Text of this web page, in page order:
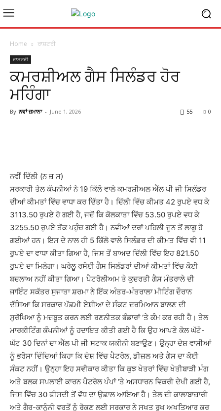
Home ਰਾਸ਼ਟਰੀ
ਰਾਸ਼ਟਰੀ
ਕਮਰਸ਼ੀਅਲ ਗੈਸ ਸਿਲੰਡਰ ਹੋਰ
ਮਹਿੰਗਾ
By ਨਵਾਂ ਜ਼ਮਾਨਾ - June 1, 2026 0
55
ਨਵੀਂ ਦਿੱਲੀ (ਨ ਜ਼ ਸ)
ਸਰਕਾਰੀ ਤੇਲ ਕੰਪਨੀਆਂ ਨੇ 19 ਕਿੱਲੋ ਵਾਲੇ ਕਮਰਸ਼ੀਅਲ ਐੱਲ ਪੀ ਜੀ ਸਿਲੰਡਰ
ਦੀਆਂ ਕੀਮਤਾਂ ਵਿੱਚ ਵਾਧਾ ਕਰ ਦਿੱਤਾ ਹੈ। ਦਿੱਲੀ ਵਿੱਚ ਕੀਮਤ 42 ਰੁਪਏ ਵਧ ਕੇ
3113.50 ਰੁਪਏ ਹੋ ਗਈ ਹੈ, ਜਦੋਂ ਕਿ ਕੋਲਕਾਤਾ ਵਿੱਚ 53.50 ਰੁਪਏ ਵਧ ਕੇ
3255.50 ਰੁਪਏ ਤੱਕ ਪਹੁੰਚ ਗਈ ਹੈ। ਨਵੀਆਂ ਦਰਾਂ ਪਹਿਲੀ ਜੂਨ ਤੋਂ ਲਾਗੂ ਹੋ
ਗਈਆਂ ਹਨ। ਇਸ ਦੇ ਨਾਲ ਹੀ 5 ਕਿੱਲੋ ਵਾਲੇ ਸਿਲੰਡਰ ਦੀ ਕੀਮਤ ਵਿੱਚ ਵੀ 11
ਰੁਪਏ ਦਾ ਵਾਧਾ ਕੀਤਾ ਗਿਆ ਹੈ, ਜਿਸ ਤੋਂ ਬਾਅਦ ਦਿੱਲੀ ਵਿੱਚ ਇਹ 821.50
ਰੁਪਏ ਦਾ ਮਿਲੇਗਾ। ਘਰੇਲੂ ਰਸੋਈ ਗੈਸ ਸਿਲੰਡਰਾਂ ਦੀਆਂ ਕੀਮਤਾਂ ਵਿੱਚ ਕੋਈ
ਬਦਲਾਅ ਨਹੀਂ ਕੀਤਾ ਗਿਆ। ਪੈਟਰੋਲੀਅਮ ਤੇ ਕੁਦਰਤੀ ਗੈਸ ਮੰਤਰਾਲੇ ਦੀ
ਜਾਇੰਟ ਸਕੱਤਰ ਸੁਜਾਤਾ ਸ਼ਰਮਾ ਨੇ ਇੱਕ ਅੰਤਰ-ਮੰਤਰਾਲਾ ਮੀਟਿੰਗ ਦੌਰਾਨ
ਦੱਸਿਆ ਕਿ ਸਰਕਾਰ ਪੱਛਮੀ ਏਸ਼ੀਆ ਦੇ ਸੰਕਟ ਦਰਮਿਆਨ ਬਾਲਣ ਦੀ
ਸੁਰੱਖਿਆ ਨੂੰ ਮਜ਼ਬੂਤ ਕਰਨ ਲਈ ਰਣਨੀਤਕ ਭੰਡਾਰਾਂ ‘ਤੇ ਕੰਮ ਕਰ ਰਹੀ ਹੈ। ਤੇਲ
ਮਾਰਕੀਟਿੰਗ ਕੰਪਨੀਆਂ ਨੂੰ ਹਦਾਇਤ ਕੀਤੀ ਗਈ ਹੈ ਕਿ ਉਹ ਆਪਣੇ ਕੋਲ ਘੱਟੋ-
ਘੱਟ 30 ਦਿਨਾਂ ਦਾ ਐੱਲ ਪੀ ਜੀ ਸਟਾਕ ਯਕੀਨੀ ਬਣਾਉਣ। ਉਨ੍ਹਾ ਦੇਸ਼ ਵਾਸੀਆਂ
ਨੂੰ ਭਰੋਸਾ ਦਿੰਦਿਆਂ ਕਿਹਾ ਕਿ ਦੇਸ਼ ਵਿੱਚ ਪੈਟਰੋਲ, ਡੀਜ਼ਲ ਅਤੇ ਗੈਸ ਦਾ ਕੋਈ
ਸੰਕਟ ਨਹੀਂ। ਉਨ੍ਹਾ ਇਹ ਸਵੀਕਾਰ ਕੀਤਾ ਕਿ ਕੁਝ ਖੇਤਰਾਂ ਵਿੱਚ ਖੇਤੀਬਾੜੀ ਮੰਗ
ਅਤੇ ਬਲਕ ਸਪਲਾਈ ਕਾਰਨ ਪੈਟਰੋਲ ਪੰਪਾਂ ‘ਤੇ ਅਸਧਾਰਨ ਵਿਕਰੀ ਦੇਖੀ ਗਈ ਹੈ,
ਜਿਸ ਵਿੱਚ 30 ਫੀਸਦੀ ਤੋਂ ਵੱਧ ਦਾ ਉਛਾਲ ਆਇਆ ਹੈ। ਤੇਲ ਦੀ ਕਾਲਾਬਾਜ਼ਾਰੀ
ਅਤੇ ਗੈਰ-ਕਾਨੂੰਨੀ ਵਰਤੋਂ ਨੂੰ ਰੋਕਣ ਲਈ ਸਰਕਾਰ ਨੇ ਸਖਤ ਰੁਖ ਅਖਤਿਆਰ ਕਰ